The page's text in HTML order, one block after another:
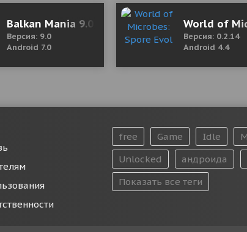
(Free Shopping)
Balkan Mania 9.0 (Mod Money)
Версия: 9.0
Android 7.0
World of
Версия: 0.2.14
Android 4.4
free Game Idle
Unlocked
андроида
Показать все теги